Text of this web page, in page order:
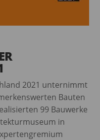
2021 unternimmt
Bauten
99 Bauwerke
in